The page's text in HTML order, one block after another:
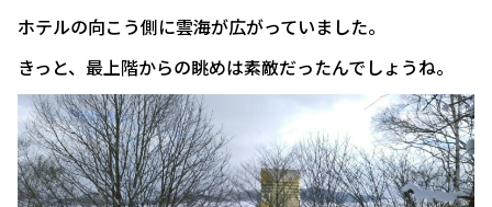
ホテルの向こう側に雲海が広がっていました。
きっと、最上階からの眺めは素敵だったんでしょうね。